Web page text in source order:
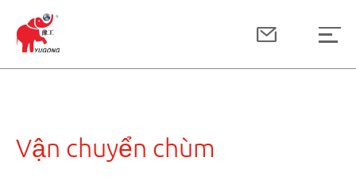
Vận chuyển chùm